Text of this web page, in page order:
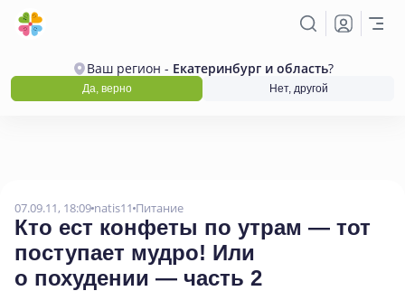
Ваш регион - Екатеринбург и область?
Да, верно Нет, другой
07.09.11, 18:09 natis11 Питание
Кто ест конфеты по утрам — тот
поступает мудро! Или
о похудении — часть 2